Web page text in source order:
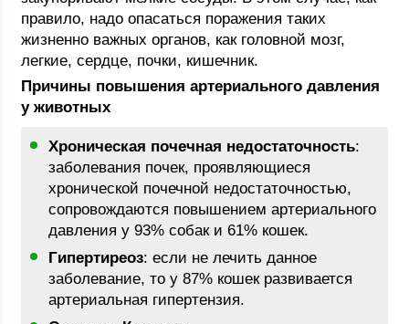
правило, надо опасаться поражения таких
жизненно важных органов, как головной мозг,
легкие, сердце, почки, кишечник.
Причины повышения артериального давления
у животных
Хроническая почечная недостаточность:
заболевания почек, проявляющиеся
хронической почечной недостаточностью,
сопровождаются повышением артериального
давления у 93% собак и 61% кошек.
Гипертиреоз: если не лечить данное
заболевание, то у 87% кошек развивается
артериальная гипертензия.